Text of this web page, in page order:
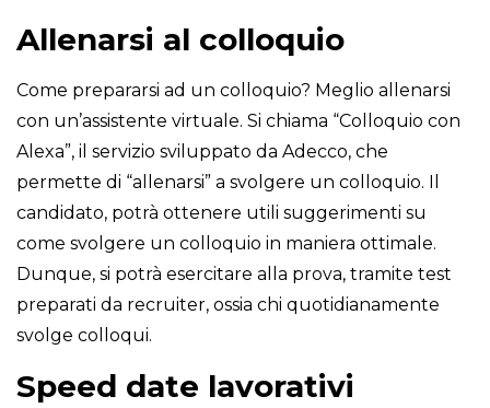
Allenarsi al colloquio
Come prepararsi ad un colloquio? Meglio allenarsi
con un’assistente virtuale. Si chiama “Colloquio con
Alexa”, il servizio sviluppato da Adecco, che
permette di “allenarsi” a svolgere un colloquio. Il
candidato, potrà ottenere utili suggerimenti su
come svolgere un colloquio in maniera ottimale.
Dunque, si potrà esercitare alla prova, tramite test
preparati da recruiter, ossia chi quotidianamente
svolge colloqui.
Speed date lavorativi